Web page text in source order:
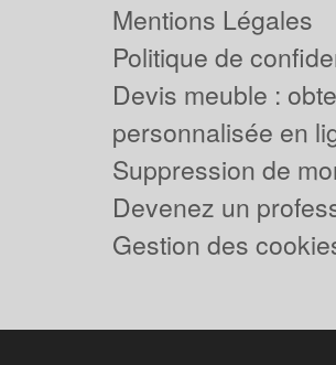
Mentions Légales
Politique de
Devis meuble :
personnalisée en
Suppression de
Devenez un
Gestion des